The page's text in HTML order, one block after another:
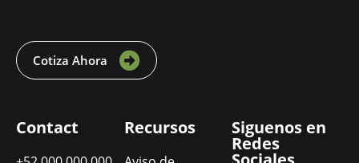
Cotiza Ahora
Contact Recursos Siguenos en
Redes